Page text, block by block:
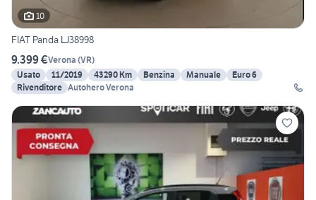
10
FIAT Panda LJ38998
9.399 €Verona (VR)
Usato
11/2019 43290 Km Benzina Manuale
Euro 6
Rivenditore Autohero Verona